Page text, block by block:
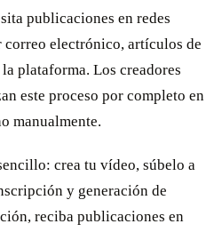
publicaciones en redes
correo electrónico, artículos de
plataforma. Los creadores
este proceso por completo en
manualmente.
crea tu vídeo, súbelo a
y generación de
reciba publicaciones en